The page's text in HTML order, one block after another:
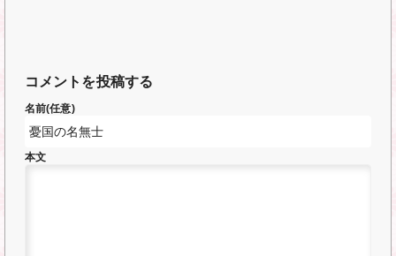
コメントを投稿する
名前(任意)
本文